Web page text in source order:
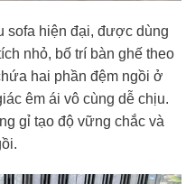
sofa hiện đại, được dùng
nhỏ, bố trí bàn ghế theo
hai phần đệm ngồi ở
êm ái vô cùng dễ chịu.
gỉ tạo độ vững chắc và